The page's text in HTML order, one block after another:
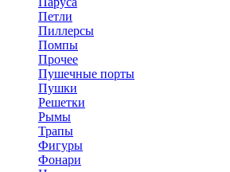
Петли
Пиллерсы
Помпы
Прочее
Пушечные порты
Пушки
Решетки
Рымы
Трапы
Фигуры
Фонари